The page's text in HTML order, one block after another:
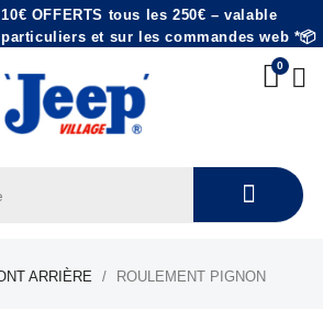
OFFERTS tous les 250€ – valable
et sur les commandes web *📦
ARRIÈRE
ROULEMENT PIGNON